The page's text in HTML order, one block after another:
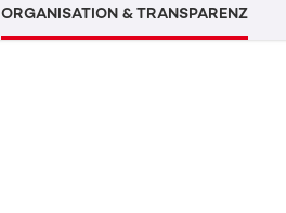
ORGANISATION & TRANSPARENZ